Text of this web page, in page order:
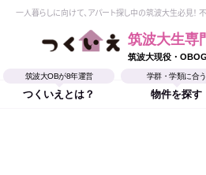
一人暮らしに向けて、アパート探し中の筑波大生必見！
筑波大生専
筑波大現役・
筑波大OBが8年運営
つくいえとは？
学群・学類に合う
物件を探す